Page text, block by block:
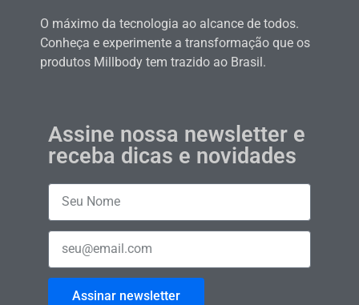
O máximo da tecnologia ao alcance de todos.
Conheça e experimente a transformação que os
produtos Millbody tem trazido ao Brasil.
Assine nossa newsletter e
receba dicas e novidades
Assinar newsletter